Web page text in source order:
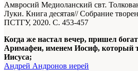
Амвросий Медиоланский свт.
Луки. Книга десятая// Собрание
ПСТГУ, 2020. С. 453-457
Когда же настал вечер, пришел
Аримафеи, именем Иосиф, который
Иисуса;
Андрей Андронов иерей